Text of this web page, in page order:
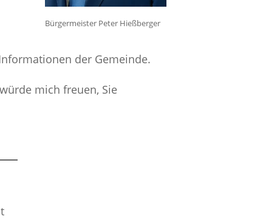
Bürgermeister Peter Hießberger
der Gemeinde.
mich freuen, Sie